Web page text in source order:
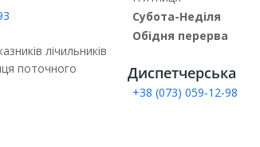
лічильників
поточного
Субота-Неділя
Обідня перерва
Диспетчерська
+38 (073) 059-12-98